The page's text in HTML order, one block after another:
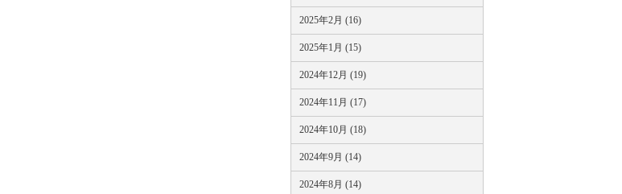
2025年2月 (16)
2025年1月 (15)
2024年12月 (19)
2024年11月 (17)
2024年10月 (18)
2024年9月 (14)
2024年8月 (14)